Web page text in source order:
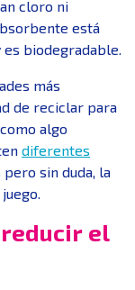
cloro ni
está
biodegradable.
más
de reciclar para
algo
diferentes
sin duda, la
reducir el